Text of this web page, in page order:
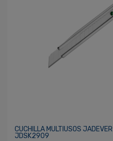
CUCHILLA MULTIUSOS
JDSK2909